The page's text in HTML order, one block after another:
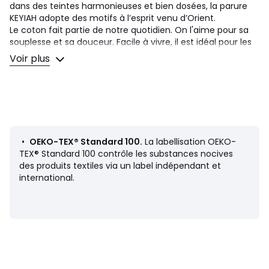
dans des teintes harmonieuses et bien dosées, la parure
KEYIAH adopte des motifs à l’esprit venu d’Orient.
Le coton fait partie de notre quotidien. On l'aime pour sa
souplesse et sa douceur. Facile à vivre, il est idéal pour les
lits des petits comme des grands !
• Recto imprimé motifs ethniques, verso uni coloris
émeraude
• Finition biais contrastant
Voir plus
• OEKO-TEX® Standard 100. La labellisation OEKO-
TEX® Standard 100 contrôle les substances nocives
des produits textiles via un label indépendant et
international.